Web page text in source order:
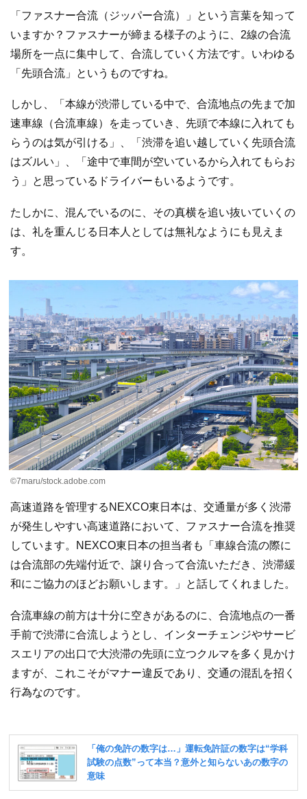
「ファスナー合流（ジッパー合流）」という言葉を知って
いますか？ファスナーが締まる様子のように、2線の合流
場所を一点に集中して、合流していく方法です。いわゆる
「先頭合流」というものですね。
しかし、「本線が渋滞している中で、合流地点の先まで加
速車線（合流車線）を走っていき、先頭で本線に入れても
らうのは気が引ける」、「渋滞を追い越していく先頭合流
はズルい」、「途中で車間が空いているから入れてもらお
う」と思っているドライバーもいるようです。
たしかに、混んでいるのに、その真横を追い抜いていくの
は、礼を重んじる日本人としては無礼なようにも見えま
す。
©7maru/stock.adobe.com
高速道路を管理するNEXCO東日本は、交通量が多く渋滞
が発生しやすい高速道路において、ファスナー合流を推奨
しています。NEXCO東日本の担当者も「車線合流の際に
は合流部の先端付近で、譲り合って合流いただき、渋滞緩
和にご協力のほどお願いします。」と話してくれました。
合流車線の前方は十分に空きがあるのに、合流地点の一番
手前で渋滞に合流しようとし、インターチェンジやサービ
スエリアの出口で大渋滞の先頭に立つクルマを多く見かけ
ますが、これこそがマナー違反であり、交通の混乱を招く
行為なのです。